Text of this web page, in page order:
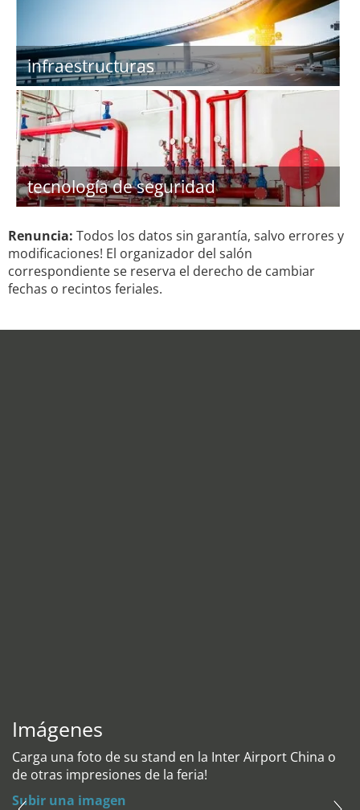
infraestructuras
tecnología de seguridad
Renuncia: Todos los datos sin garantía, salvo errores y
modificaciones! El organizador del salón
correspondiente se reserva el derecho de cambiar
fechas o recintos feriales.
Imágenes
Carga una foto de su stand en la Inter Airport China o
de otras impresiones de la feria!
Subir una imagen